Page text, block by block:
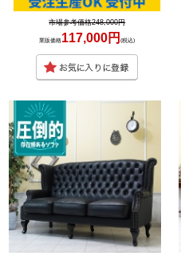
市場参考価格248,000円
業販価格117,000円(税込)